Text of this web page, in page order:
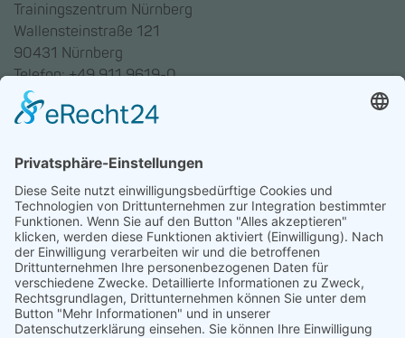
Trainingszentrum Nürnberg
Wallensteinstraße 121
90431 Nürnberg
Telefon: +49 911 9619-0
Trainingszentrum Hannover
30169 Hannover
Telefon: +49 511 123598-531
AGB